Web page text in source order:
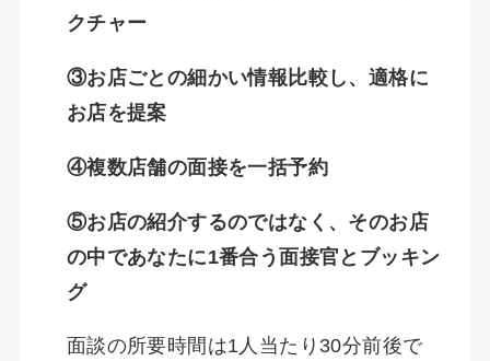
クチャー
③お店ごとの細かい情報比較し、適格に
お店を提案
④複数店舗の面接を一括予約
⑤お店の紹介するのではなく、そのお店
の中であなたに1番合う面接官とブッキン
グ
面談の所要時間は1人当たり30分前後で